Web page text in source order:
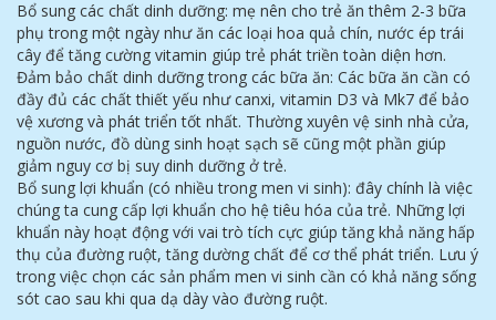
Bổ sung các chất dinh dưỡng: mẹ nên cho trẻ ăn thêm 2-3 bữa
phụ trong một ngày như ăn các loại hoa quả chín, nước ép trái
cây để tăng cường vitamin giúp trẻ phát triền toàn diện hơn.
Đảm bảo chất dinh dưỡng trong các bữa ăn: Các bữa ăn cần có
đầy đủ các chất thiết yếu như canxi, vitamin D3 và Mk7 để bảo
vệ xương và phát triển tốt nhất. Thường xuyên vệ sinh nhà cửa,
nguồn nước, đồ dùng sinh hoạt sạch sẽ cũng một phần giúp
giảm nguy cơ bị suy dinh dưỡng ở trẻ.
Bổ sung lợi khuẩn (có nhiều trong men vi sinh): đây chính là việc
chúng ta cung cấp lợi khuẩn cho hệ tiêu hóa của trẻ. Những lợi
khuẩn này hoạt động với vai trò tích cực giúp tăng khả năng hấp
thụ của đường ruột, tăng dường chất để cơ thể phát triển. Lưu ý
trong việc chọn các sản phẩm men vi sinh cần có khả năng sống
sót cao sau khi qua dạ dày vào đường ruột.